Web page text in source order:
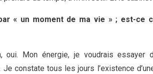
« un moment de ma vie » ; est-ce
oui. Mon énergie, je voudrais
constate tous les jours l’existence